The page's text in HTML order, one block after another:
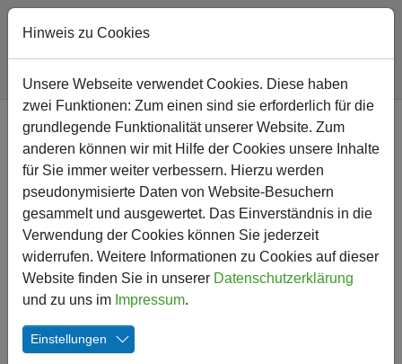
Zum Hauptinhalt springen
Sie sind hier:
Friedrich-Ebert-Schule Nachricht
Lesewettbewerb 2026
04.06.2026
Hinweis zu Cookies
Unsere Webseite verwendet Cookies. Diese haben
zwei Funktionen: Zum einen sind sie erforderlich für die
grundlegende Funktionalität unserer Website. Zum
anderen können wir mit Hilfe der Cookies unsere Inhalte
für Sie immer weiter verbessern. Hierzu werden
pseudonymisierte Daten von Website-Besuchern
gesammelt und ausgewertet. Das Einverständnis in die
Verwendung der Cookies können Sie jederzeit
widerrufen. Weitere Informationen zu Cookies auf dieser
Website finden Sie in unserer Datenschutzerklärung
und zu uns im Impressum.
Einstellungen